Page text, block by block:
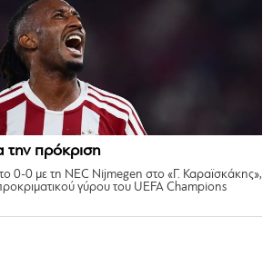
την πρόκριση
0-0 με τη NEC Nijmegen στο «Γ. Καραϊσκάκης»,
γύρου του UEFA Champions